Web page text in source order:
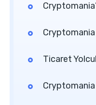
Cryptomania
Ticaret
Cryptomania